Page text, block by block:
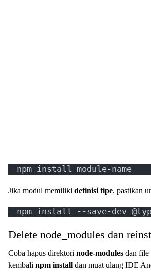
npm install module-name
Jika modul memiliki definisi tipe, pastikan
npm install --save-dev
Delete node_modules dan
Coba hapus direktori node-modules dan file
kembali npm install dan muat ulang IDE